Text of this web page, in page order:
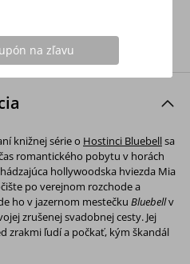
knižnej série o Hostinci Bluebellsa
romantického pobytu v horách
hollywoodska hviezda Mia
po verejnom rozchode a
ho v jazernom mestečku Bluebellv
zrušenej svadobnej cesty. Jej
zrakmi ľudí a počkať, kým škandál
na zľavu